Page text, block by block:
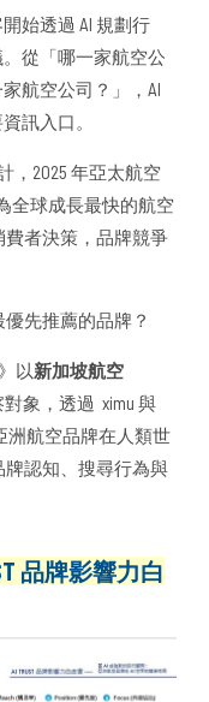
始透過 AI 規劃行
從「哪一家航空公
航空公司？」，AI
訊入口。
，2025 年亞太航空
全球成長最快的航空
費者決策，品牌競爭
先推薦的品牌？
以新加坡航空
象，透過 ximu 與
洲航空品牌在人類世
牌認知、搜尋行為與
品牌影響力白